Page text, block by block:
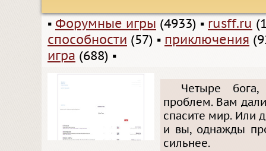
▪ Форумные игры (4933) ▪ rusff.ru
способности (57) ▪ приключения
игра (688) ▪
Четыре
проблем. Вам
спасите мир. Или
и вы, однажды
сильнее.